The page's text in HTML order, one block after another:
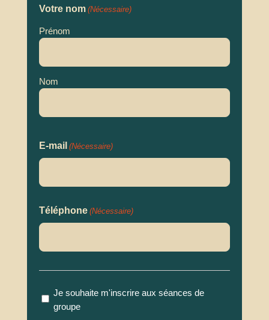
Votre nom (Nécessaire)
Prénom
Nom
E-mail (Nécessaire)
Téléphone (Nécessaire)
Groupe
Je souhaite m'inscrire aux séances de
groupe